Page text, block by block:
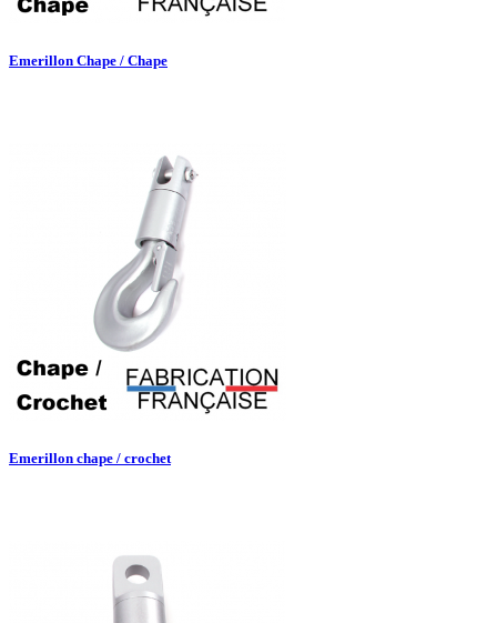
Emerillon Chape / Chape
Emerillon chape / crochet